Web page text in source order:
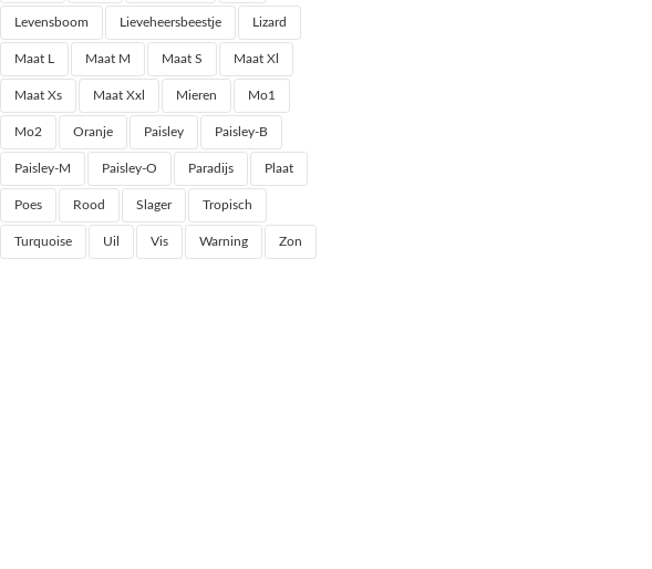
Levensboom Lieveheersbeestje Lizard
Maat L Maat M Maat S Maat Xl
Maat Xs Maat Xxl Mieren Mo1
Mo2 Oranje Paisley Paisley-B
Paisley-M Paisley-O Paradijs Plaat
Poes Rood Slager Tropisch
Turquoise Uil Vis Warning Zon